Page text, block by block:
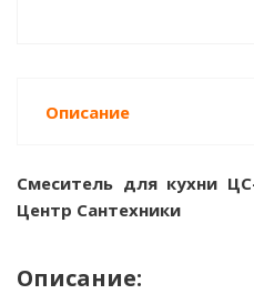
Описание
Смеситель для кухни
Центр Сантехники
Описание: